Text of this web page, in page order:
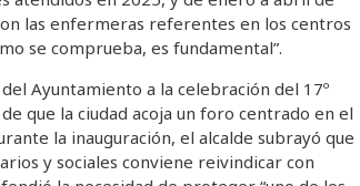
las enfermeras referentes en los centros
se comprueba, es fundamental”.
Ayuntamiento a la celebración del 17º
que la ciudad acoja un foro centrado en el
la inauguración, el alcalde subrayó que
y sociales conviene reivindicar con